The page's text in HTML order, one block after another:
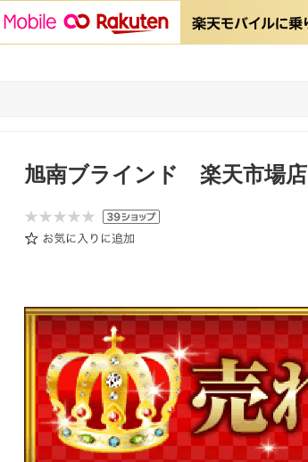
旭南ブラインド 楽天市場店